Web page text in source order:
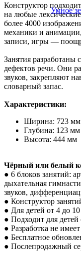
Конструктор
на любые
более 4000
механики и
записи, игры —
Занятия разработаны
дефектов речи. Они
звуков, закрепляют
словарный запас.
Характеристики:
Ширина: 723 мм
Глубина: 123 мм
Высота: 444 мм
Чёрный или белый
● 6 блоков занятий:
дыхательная
звуков,
● Конструктор
● Для детей от 4 до 10
● Подходит для
● Разработка не
● Бесплатное
● Послепродажный